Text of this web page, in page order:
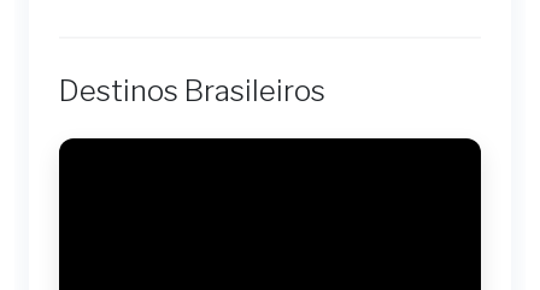
Destinos Brasileiros